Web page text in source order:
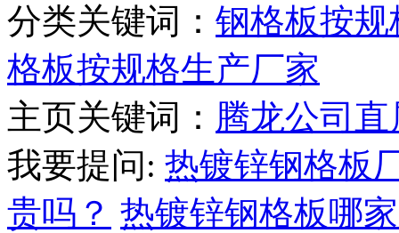
分类关键词： 钢格板按
格板按规格生产厂家
主页关键词： 腾龙公司
我要提问: 热镀锌钢格板
贵吗？ 热镀锌钢格板哪